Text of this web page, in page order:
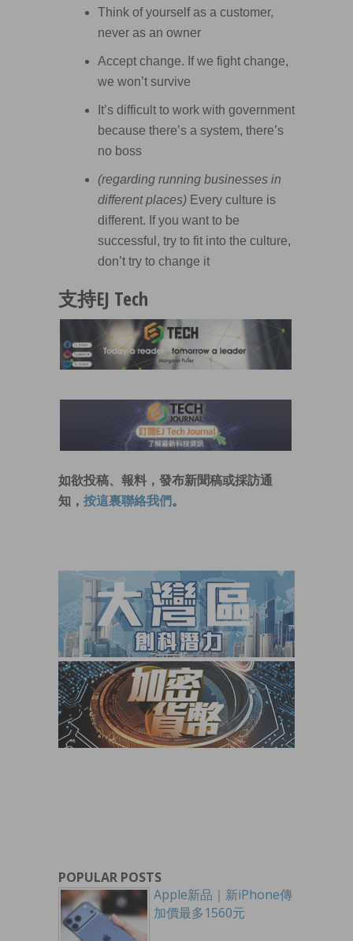
Think of yourself as a customer,
never as an owner
Accept change. If we fight change,
we won’t survive
It’s difficult to work with government
because there’s a system, there’s
no boss
(regarding running businesses in
different places) Every culture is
different. If you want to be
successful, try to fit into the culture,
don’t try to change it
支持EJ Tech
如欲投稿、報料，發布新聞稿或採訪通
知， 按這裏聯絡我們 。
POPULAR POSTS
Apple新品｜新iPhone傳
加價最多1560元